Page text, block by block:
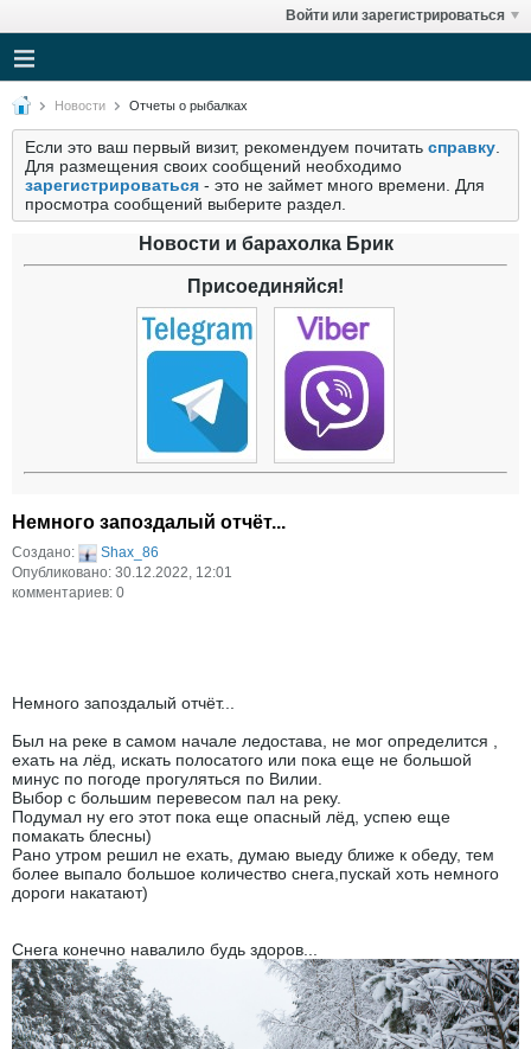
Войти или зарегистрироваться
Новости Отчеты о рыбалках
Если это ваш первый визит, рекомендуем почитать справку
Для размещения своих сообщений необходимо
зарегистрироваться - это не займет много времени. Для
просмотра сообщений выберите раздел.
Новости и барахолка Брик
Присоединяйся!
Немного запоздалый отчёт...
Создано:
Shax_86
Опубликовано: 30.12.2022, 12:01
комментариев: 0
Немного запоздалый отчёт...
Был на реке в самом начале ледостава, не мог определится ,
ехать на лёд, искать полосатого или пока еще не большой
минус по погоде прогуляться по Вилии.
Выбор с большим перевесом пал на реку.
Подумал ну его этот пока еще опасный лёд, успею еще
помакать блесны)
Рано утром решил не ехать, думаю выеду ближе к обеду, тем
более выпало большое количество снега,пускай хоть немного
дороги накатают)
Снега конечно навалило будь здоров...